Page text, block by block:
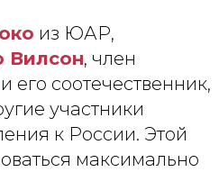
из ЮАР,
Вилсон, член
и его соотечественник,
участники
к России. Этой
максимально